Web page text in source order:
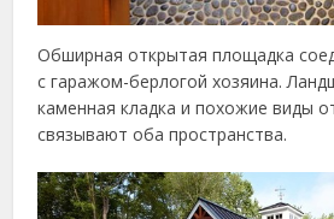
Обширная открытая площадка
с гаражом-берлогой хозяина.
каменная кладка и похожие виды
связывают оба пространства.